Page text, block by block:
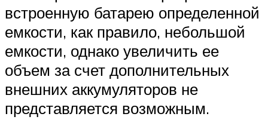
встроенную батарею определенной
емкости, как правило, небольшой
емкости, однако увеличить ее
объем за счет дополнительных
внешних аккумуляторов не
представляется возможным.